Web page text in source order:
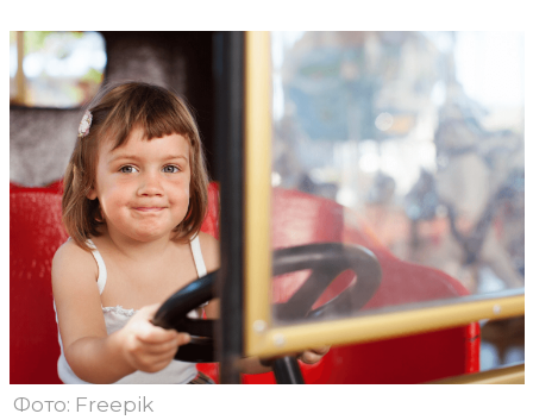
Фото: Freepik